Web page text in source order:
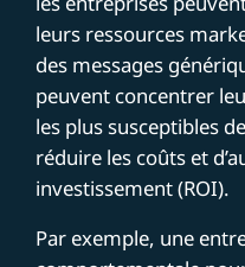
leurs ressources
des messages
peuvent concentrer
les plus susceptibles
réduire les coûts et
investissement (ROI).
Par exemple, une